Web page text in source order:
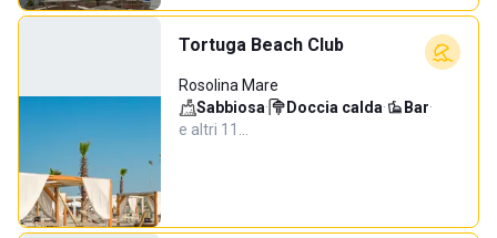
Tortuga Beach Club
Rosolina Mare
Sabbiosa· Doccia calda· Bar·
e altri 11…